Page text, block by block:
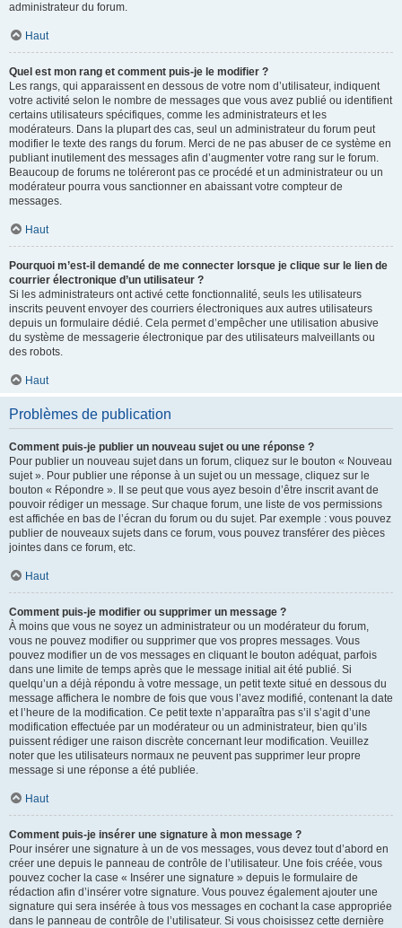
administrateur du forum.
Haut
Quel est mon rang et comment puis-je le modifier ?
Les rangs, qui apparaissent en dessous de votre nom d’utilisateur, indiquent
votre activité selon le nombre de messages que vous avez publié ou identifient
certains utilisateurs spécifiques, comme les administrateurs et les
modérateurs. Dans la plupart des cas, seul un administrateur du forum peut
modifier le texte des rangs du forum. Merci de ne pas abuser de ce système en
publiant inutilement des messages afin d’augmenter votre rang sur le forum.
Beaucoup de forums ne toléreront pas ce procédé et un administrateur ou un
modérateur pourra vous sanctionner en abaissant votre compteur de
messages.
Haut
Pourquoi m’est-il demandé de me connecter lorsque je clique sur le lien de
courrier électronique d’un utilisateur ?
Si les administrateurs ont activé cette fonctionnalité, seuls les utilisateurs
inscrits peuvent envoyer des courriers électroniques aux autres utilisateurs
depuis un formulaire dédié. Cela permet d’empêcher une utilisation abusive
du système de messagerie électronique par des utilisateurs malveillants ou
des robots.
Haut
Problèmes de publication
Comment puis-je publier un nouveau sujet ou une réponse ?
Pour publier un nouveau sujet dans un forum, cliquez sur le bouton « Nouveau
sujet ». Pour publier une réponse à un sujet ou un message, cliquez sur le
bouton « Répondre ». Il se peut que vous ayez besoin d’être inscrit avant de
pouvoir rédiger un message. Sur chaque forum, une liste de vos permissions
est affichée en bas de l’écran du forum ou du sujet. Par exemple : vous pouvez
publier de nouveaux sujets dans ce forum, vous pouvez transférer des pièces
jointes dans ce forum, etc.
Haut
Comment puis-je modifier ou supprimer un message ?
À moins que vous ne soyez un administrateur ou un modérateur du forum,
vous ne pouvez modifier ou supprimer que vos propres messages. Vous
pouvez modifier un de vos messages en cliquant le bouton adéquat, parfois
dans une limite de temps après que le message initial ait été publié. Si
quelqu’un a déjà répondu à votre message, un petit texte situé en dessous du
message affichera le nombre de fois que vous l’avez modifié, contenant la date
et l’heure de la modification. Ce petit texte n’apparaîtra pas s’il s’agit d’une
modification effectuée par un modérateur ou un administrateur, bien qu’ils
puissent rédiger une raison discrète concernant leur modification. Veuillez
noter que les utilisateurs normaux ne peuvent pas supprimer leur propre
message si une réponse a été publiée.
Haut
Comment puis-je insérer une signature à mon message ?
Pour insérer une signature à un de vos messages, vous devez tout d’abord en
créer une depuis le panneau de contrôle de l’utilisateur. Une fois créée, vous
pouvez cocher la case « Insérer une signature » depuis le formulaire de
rédaction afin d’insérer votre signature. Vous pouvez également ajouter une
signature qui sera insérée à tous vos messages en cochant la case appropriée
dans le panneau de contrôle de l’utilisateur. Si vous choisissez cette dernière